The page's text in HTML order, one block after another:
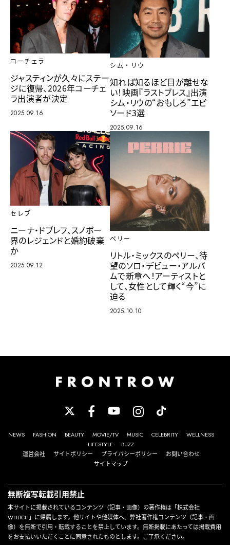
コーチェラ
ジャスティンが久々にステー
ジに復帰、2026年コーチェ
ラ出演者が決定
2025.09.16
シム・リウ
知れば知るほど目が離せな
い！映画『ラストブレス』出演
シム・リウの“おもしろ”エピ
ソード3選
2025.09.16
セレブ
ニーナ・ドブレフ、スノボー
界のレジェンドと婚約破棄
か
2025.09.12
ペリー
リトル・ミックスのペリー、待
望のソロ・デビュー・アルバ
ムで新章へ！アーティストと
して、女性として輝く“今”に
迫る
2025.10.10
NEWS FASHION BEAUTY MOVIE/TV MUSIC CELEBRITY
WELLNESS
LIFESTYLE
BUZZ
運営会社
サイトポリシー プライバシーポリシー
お問い合わせ
サイトマップ
無断複写転載引用禁止
本サイトに掲載されているコンテンツ（記事・画像）の著作権は「株式会社
WHITCH」に帰属します。他サイトや他媒体へ、弊社著作権コンテンツ（記事・画
像）を無断で引用・転載することを禁止しています。無断掲載にあたっては掲載費用
をお支払いいただくことに同意されたものとします。ご了承ください。